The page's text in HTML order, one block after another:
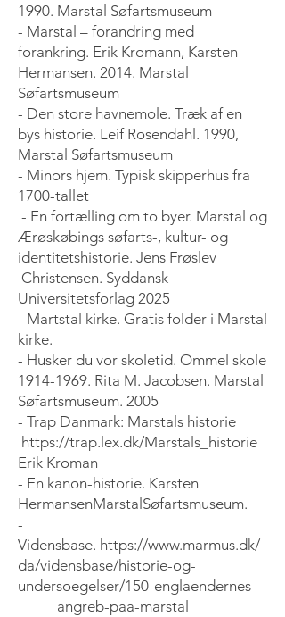
1990. Marstal Søfartsmuseum
- Marstal – forandring med
forankring. Erik Kromann, Karsten
Hermansen. 2014. Marstal
Søfartsmuseum
- Den store havnemole. Træk af en
bys historie. Leif Rosendahl. 1990,
Marstal Søfartsmuseum
- Minors hjem. Typisk skipperhus fra
1700-tallet
- En fortælling om to byer. Marstal og
Ærøskøbings søfarts-, kultur- og
identitetshistorie. Jens Frøslev
Christensen. Syddansk
Universitetsforlag 2025
- Martstal kirke. Gratis folder i Marstal
kirke.
- Husker du vor skoletid. Ommel skole
1914-1969. Rita M. Jacobsen. Marstal
Søfartsmuseum. 2005
- Trap Danmark: Marstals historie
https://trap.lex.dk/Marstals_historie
Erik Kroman
- En kanon-historie. Karsten
HermansenMarstalSøfartsmuseum.
-
Vidensbase. https://www.marmus.dk/
da/vidensbase/historie-og-
undersoegelser/150-englaendernes-
angreb-paa-marstal